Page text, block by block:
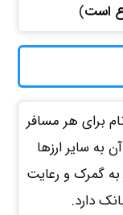
است)
برای هر مسافر
آن به سایر ارزها
به گمرک و رعایت
دارد.